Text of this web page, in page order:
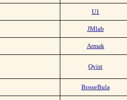
U1
JMlab
Armak
Qvist
BosseBula